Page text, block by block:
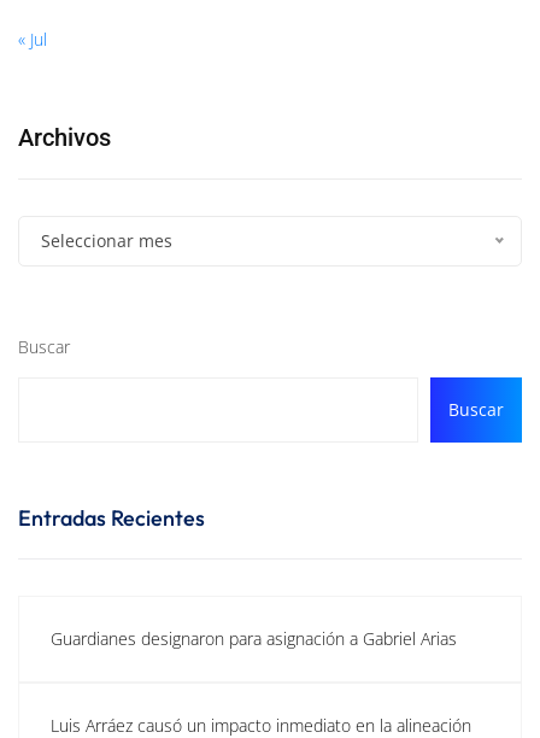
« Jul
Archivos
Seleccionar mes
Buscar
Buscar
Entradas Recientes
Guardianes designaron para asignación a Gabriel Arias
Luis Arráez causó un impacto inmediato en la alineación